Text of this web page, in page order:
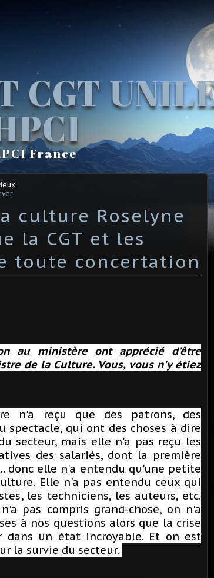
CGT
France
culture Roselyne
la CGT et les
toute concertation
au ministère ont apprécié d'être
de la Culture. Vous, vous n'y étiez
n'a reçu que des patrons, des
spectacle, qui ont des choses à dire
secteur, mais elle n'a pas reçu les
des salariés, dont la première
donc elle n'a entendu qu'une petite
Elle n'a pas entendu ceux qui
les techniciens, les auteurs, etc.
pas compris grand-chose, on n'a
à nos questions alors que la crise
dans un état incroyable. Et on est
la survie du secteur.